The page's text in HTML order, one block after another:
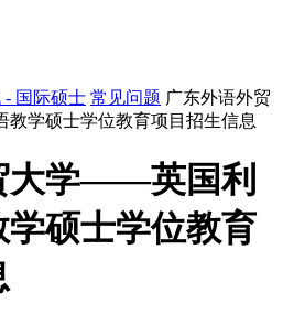
- 国际硕士 常见问题 广东外语外贸
学硕士学位教育项目招生信息
大学——英国利
硕士学位教育